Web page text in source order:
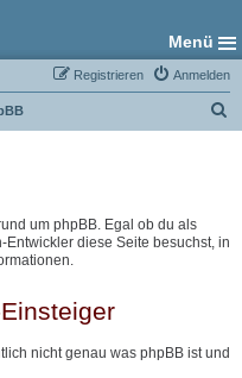
Menü
Anmelden
Registrieren
um phpBB. Egal ob du als
Entwickler diese Seite besuchst, in
nicht genau was phpBB ist und